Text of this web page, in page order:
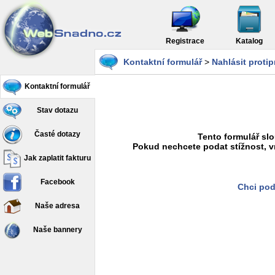
Registrace Katalog
Kontaktní formulář
Stav dotazu
Časté dotazy
Jak zaplatit fakturu
Facebook
Naše adresa
Naše bannery
Kontaktní formulář> Nahlásit
Tento formulář
Pokud nechcete podat stížnost,
Chci